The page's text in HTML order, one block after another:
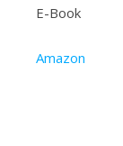
E-Book
Amazon